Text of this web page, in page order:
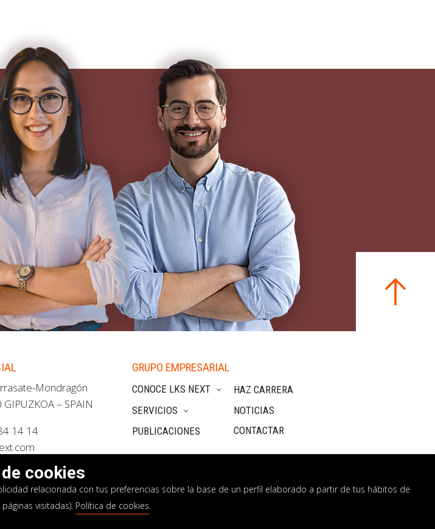
Mondragón
– SPAIN
14 14
GRUPO EMPRESARIAL
CONOCE LKS NEXT
SERVICIOS
PUBLICACIONES
HAZ CARRERA
NOTICIAS
CONTACTAR
cookies Sistema interno información
cookies
relacionada con tus preferencias sobre la base de un perfil elaborado a partir de tus hábitos de
visitadas). Política de cookies.